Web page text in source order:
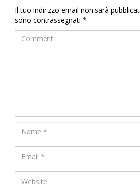
Il tuo indirizzo email non sarà
sono contrassegnati *